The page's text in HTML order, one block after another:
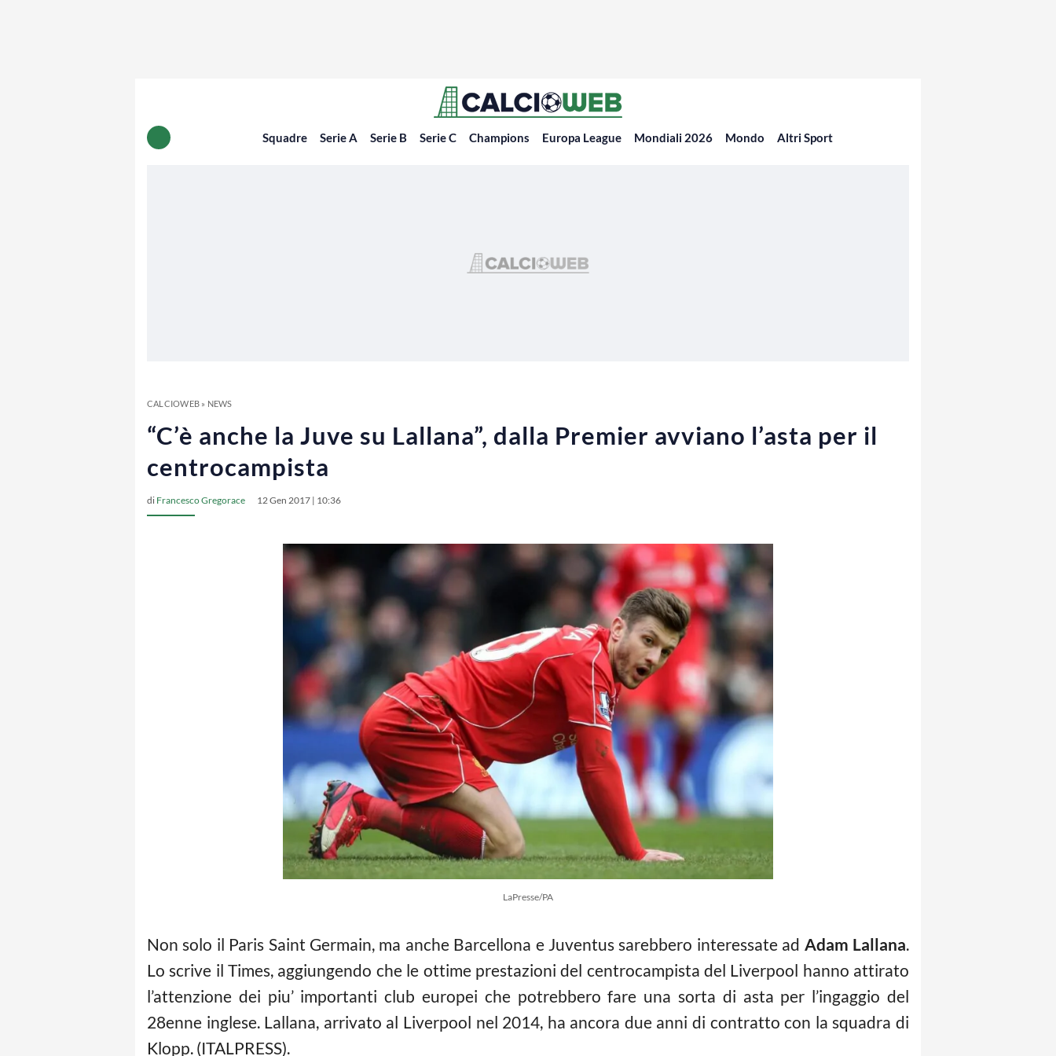
Squadre Serie A Serie B Serie C Champions Europa League Mondiali 2026 Mondo Altri Sport
CALCIOWEB» NEWS
“C’è anche la Juve su Lallana”, dalla Premier avviano l’asta per il
centrocampista
di Francesco Gregorace 12 Gen 2017 | 10:36
LaPresse/PA
Non solo il Paris Saint Germain, ma anche Barcellona e Juventus sarebbero interessate ad Adam Lallana.
Lo scrive il Times, aggiungendo che le ottime prestazioni del centrocampista del Liverpool hanno attirato
l’attenzione dei piu’ importanti club europei che potrebbero fare una sorta di asta per l’ingaggio del
28enne inglese. Lallana, arrivato al Liverpool nel 2014, ha ancora due anni di contratto con la squadra di
Klopp. (ITALPRESS).